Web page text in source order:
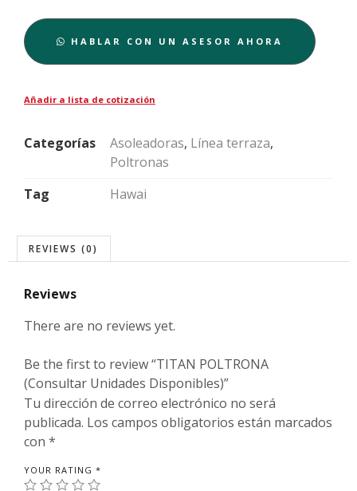
HABLAR CON UN ASESOR AHORA
Añadir a lista de cotización
Categorías Asoleadoras, Línea terraza,
Poltronas
Tag
Hawai
REVIEWS (0)
Reviews
There are no reviews yet.
Be the first to review “TITAN POLTRONA
(Consultar Unidades Disponibles)”
Tu dirección de correo electrónico no será
publicada. Los campos obligatorios están marcados
con *
YOUR RATING *